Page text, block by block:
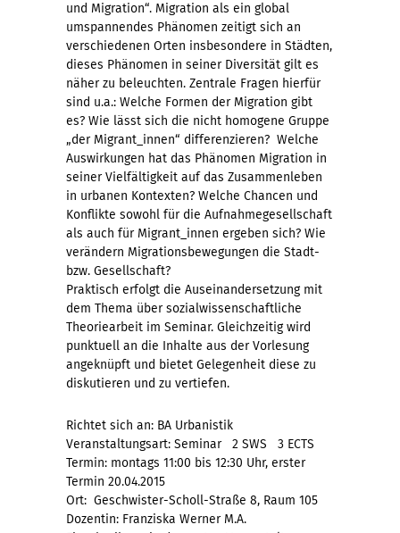
und Migration“. Migration als ein global
umspannendes Phänomen zeitigt sich an
verschiedenen Orten insbesondere in Städten,
dieses Phänomen in seiner Diversität gilt es
näher zu beleuchten. Zentrale Fragen hierfür
sind u.a.: Welche Formen der Migration gibt
es? Wie lässt sich die nicht homogene Gruppe
„der Migrant_innen“ differenzieren? Welche
Auswirkungen hat das Phänomen Migration in
seiner Vielfältigkeit auf das Zusammenleben
in urbanen Kontexten? Welche Chancen und
Konflikte sowohl für die Aufnahmegesellschaft
als auch für Migrant_innen ergeben sich? Wie
verändern Migrationsbewegungen die Stadt-
bzw. Gesellschaft?
Praktisch erfolgt die Auseinandersetzung mit
dem Thema über sozialwissenschaftliche
Theoriearbeit im Seminar. Gleichzeitig wird
punktuell an die Inhalte aus der Vorlesung
angeknüpft und bietet Gelegenheit diese zu
diskutieren und zu vertiefen.
Richtet sich an: BA Urbanistik
Veranstaltungsart: Seminar 2 SWS 3 ECTS
Termin: montags 11:00 bis 12:30 Uhr, erster
Termin 20.04.2015
Ort: Geschwister-Scholl-Straße 8, Raum 105
Dozentin: Franziska Werner M.A.